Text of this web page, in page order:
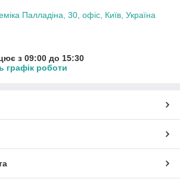
Палладіна, 30, офіс, Київ, Україна
з 09:00 до 15:30
графік роботи